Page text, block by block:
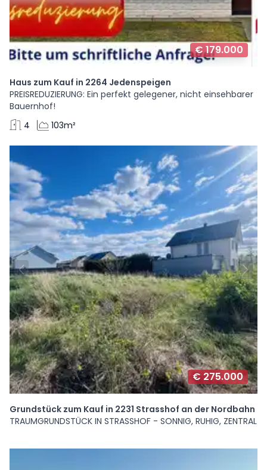
€ 179.000
Haus zum Kauf in 2264 Jedenspeigen
PREISREDUZIERUNG: Ein perfekt gelegener, nicht einsehbarer
Bauernhof!
4
103m²
€ 275.000
Grundstück zum Kauf in 2231 Strasshof an der Nordbahn
TRAUMGRUNDSTÜCK IN STRASSHOF - SONNIG, RUHIG, ZENTRAL